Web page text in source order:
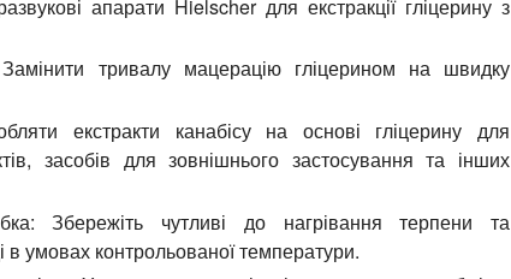
апарати Hielscher для екстракції гліцерину з
Замінити тривалу мацерацію гліцерином на швидку
екстракти канабісу на основі гліцерину для
засобів для зовнішнього застосування та інших
Збережіть чутливі до нагрівання терпени та
в умовах контрольованої температури.